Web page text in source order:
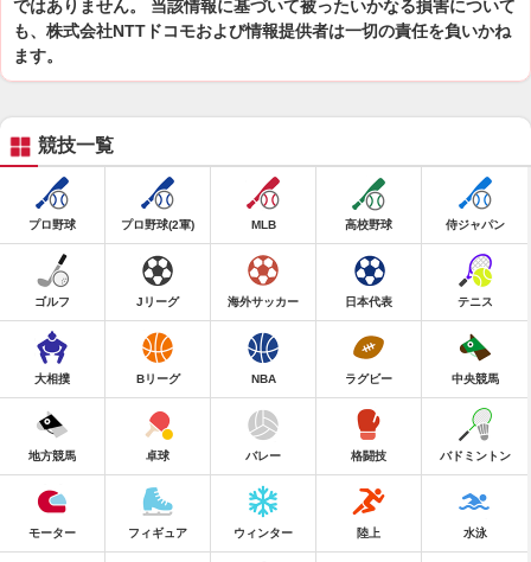
ではありません。 当該情報に基づいて被ったいかなる損害について
も、株式会社NTTドコモおよび情報提供者は一切の責任を負いかね
ます。
競技一覧
プロ野球 プロ野球(2軍) MLB 高校野球 侍ジャパン
ゴルフ Jリーグ 海外サッカー 日本代表 テニス
大相撲 Bリーグ NBA ラグビー 中央競馬
地方競馬 卓球 バレー 格闘技 バドミントン
モーター フィギュア ウィンター 陸上 水泳